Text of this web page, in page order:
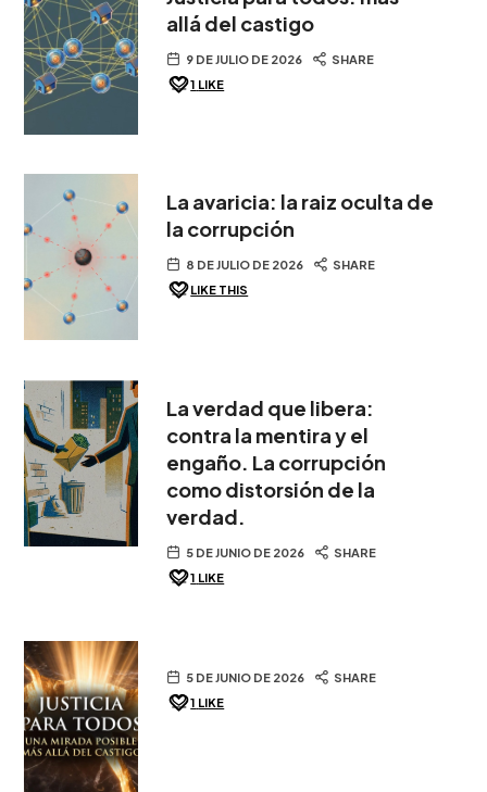
allá del castigo
9 DE JULIO DE 2026
SHARE
1 LIKE
La avaricia: la raiz oculta de
la corrupción
8 DE JULIO DE 2026
SHARE
LIKE THIS
La verdad que libera:
contra la mentira y el
engaño. La corrupción
como distorsión de la
verdad.
5 DE JUNIO DE 2026
SHARE
1 LIKE
5 DE JUNIO DE 2026
SHARE
1 LIKE